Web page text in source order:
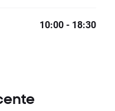
10:00 - 18:30